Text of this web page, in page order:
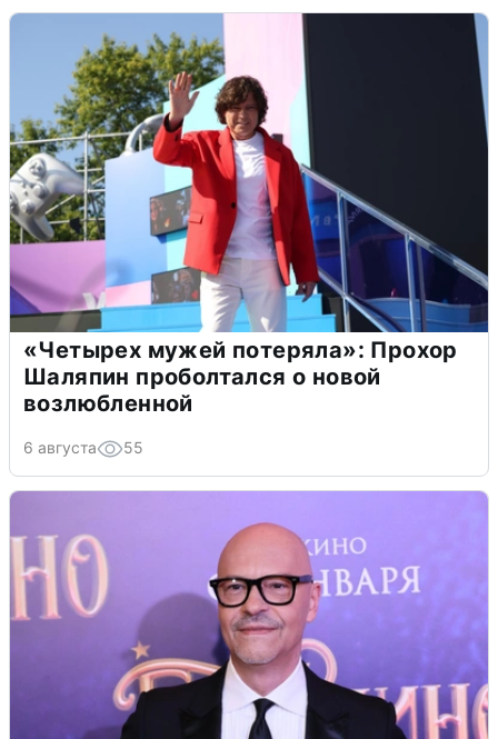
«Четырех мужей потеряла»: Прохор
Шаляпин проболтался о новой
возлюбленной
6 августа 55